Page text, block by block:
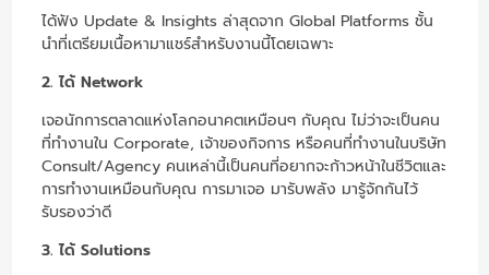
ได้ฟัง Update & Insights ล่าสุดจาก Global Platforms ชั้น
นำที่เตรียมเนื้อหามาแชร์สำหรับงานนี้โดยเฉพาะ
2. ได้ Network
เจอนักการตลาดแห่งโลกอนาคตเหมือนๆ กับคุณ ไม่ว่าจะเป็นคน
ที่ทำงานใน Corporate, เจ้าของกิจการ หรือคนที่ทำงานในบริษัท
Consult/Agency คนเหล่านี้เป็นคนที่อยากจะก้าวหน้าในชีวิตและ
การทำงานเหมือนกับคุณ การมาเจอ มารับพลัง มารู้จักกันไว้
รับรองว่าดี
3. ได้ Solutions